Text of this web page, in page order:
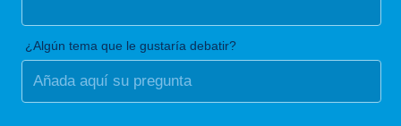
¿Algún tema que le gustaría debatir?